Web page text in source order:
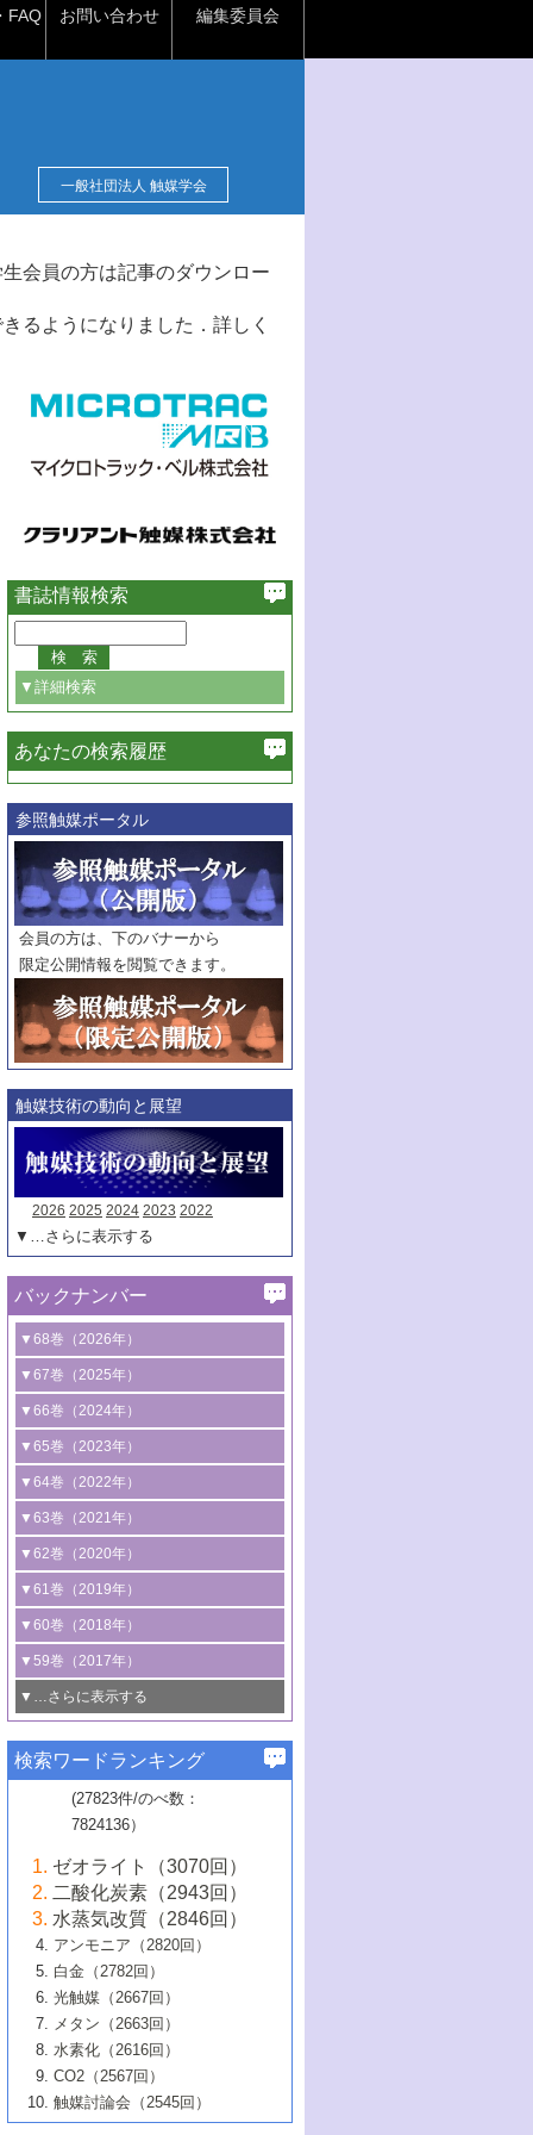
FAQ お問い合わせ 編集委員会
一般社団法人 触媒学会
会員の方は記事のダウンロー
るようになりました．詳しく
書誌情報検索
▼詳細検索
必ず含む
巻・号指定
巻
号
範囲指定
巻
号～
巻
号
触媒年鑑
年度
記事種別
マーク：
マークあり
あなたの検索履歴
参照触媒ポータル
会員の方は、下のバナーから
限定公開情報を閲覧できます。
触媒技術の動向と展望
2026 2025 2024 2023 2022
▼…さらに表示する
バックナンバー
▼68巻（2026年）
1号 過酸化水素合成に関する研究動向
2号 コンピューター技術により加速する
触媒開発
3号 有機分子変換やCO 資源化のための
光触媒に関する最近の研究
B号 第137回触媒討論会（2026年）
▼67巻（2025年）
1号 CO
水素化によるグリーン燃料/グリ
ーンケミカル製造
2号 水素製造のための水分解技術に関す
る最近の研究
3号 オレフィン系樹脂の精密合成に関す
る最新技術
4号 アルコール類の効率的変換を実現す
る非貴金属触媒の研究動向
5号 ゼオライトの合成と応用における研
究動向
6号 ヘテロ接合界面
B号 第135回触媒討論会（2025年）
▼66巻（2024年）
1号 低次元ナノ構造を有する触媒材料
2号 規制反応場を活用した固体触媒研究
の新展開
3号 未踏分子変換を目指した酸化触媒プ
ロセスの最前線
4号 シンクロトロン放射光および中性子
線を利用した触媒解析技術の最先端
5号 単原子触媒
6号 参照触媒委員会からのお知らせ
B号 第133回触媒討論会（2023年）
▼65巻（2023年）
1号 炭素が関わる触媒機能
2号 プラスチックケミカルリサイクルの
ための触媒技術
3号 非酸化物系金属化合物を基盤とした
触媒材料の開発
4号 格子酸素・格子酸素欠陥を利用した
触媒反応
5号 生体触媒によるエネルギー変換反応
6号 窒素とリンの循環のための触媒・機
能性材料
▼64巻（2022年）
1号 合成ガス製造とCOを用いるケミカル
ズ合成の最新動向
2号 化学品合成のための合金触媒開発
3号 CO の排出削減および有効活用のた
めの触媒技術
4号 若手による情報発信企画～とびたて
若き触媒の研究者たち～（1）
若き触媒の研究者たち～（2）
6号 石油のノーブル・ユースを志向した
触媒技術
大学：オンライン・対面開催）
▼63巻（2021年）
1号 金触媒の新展開
2号 ペロブスカイト
3号 特殊反応場を利用した触媒的分子変
換反応
4号 多孔質材料を用いた触媒の新展開
5号 情報学的手法を用いた触媒開発
6号 カーボンニュートラルに向けた電解
技術
B号 第127回触媒討論会（2021年・オン
ライン開催(Zoom)のみ）
▼62巻（2020年）
1号 触媒設計を拓く欠陥構造のキャラク
タリゼーション
2号 機能化学品製造に資するクリーンな
触媒的酸化反応
3号 水処理のための触媒化学
4号 光触媒を用いた水分解の最新の研究
動向
5号 次世代の触媒プロセスを支えるマイ
6号 メタン転換技術の最新動向
B号 第125回触媒討論会（2020年・工学
院大学）
▼61巻（2019年）
1号 物質移動制御に着目した触媒プロセ
ス開発
2号 CO2 フリー水素サプライチェーンに
関わる触媒開発動向
3号 精密高分子合成に関する最近の研究
動向
4号 バイオマス化成品製造のための触媒
5号 固体触媒による含窒素有機化合物変
換の最前線
6号 貴金属使用量低減に向けた自動車排
ガス浄化触媒の開発
B号 第123回触媒討論会（2019年・大阪
▼60巻（2018年）
1号 固体酸触媒の最新の研究動向
2号 二酸化炭素からの有用化学品合成
3号 ナノ粒子・クラスター触媒の最前線
4号 60周年記念企画
5号 進化するゼオライト合成技術
6号 非貴金属系触媒における電気化学的
B号 第121回触媒討論会（2018年・東京
大学）
▼59巻（2017年）
1号 いたるところに，触媒
最先端技術
3号 無機分離膜材料の開発と触媒反応プ
ロセスへの適用
5号 水素のふるまいを解き明かす最先端
研究
6号 低級アルカンの有効利用のための触
媒技術
B号 第119回触媒討論会（2017年・首都
大学東京）
▼…さらに表示する
1号 ユニークな構造の高分子を生み出す触
2号 リグニンからの化成品製造に向けた触
媒技術
3号 触媒研究の最先端～とびたて若き研究
者たち～（1）
4号 触媒研究の最先端～とびたて若き研究
者たち～（2）
5号 触媒研究の最先端～とびたて若き研究
者たち～（3）
6号 イオニクス材料と燃料電池・電解合成
の最新の研究動向
B号 第117回触媒討論会（2016年・大阪府
▼57巻（2015年）
1号 水素キャリアにかかわる触媒技術の新
2号 石油精製用触媒の最近の進展
3号 固体酸化物形燃料電池（SOFC）におけ
るアノード触媒上での燃料直接改質技術
4号 コアシェル構造の制御による触媒機能
5号 工業触媒およびその周辺技術の最近の
進歩
6号 ナノシート
B号 第115回触媒討論会（2015年・成蹊大
▼56巻（2014年）
2号 光触媒反応機構に関する最新の研究動
向
開発動向
4号 人工光合成に向けた近年のアプローチ
5号 未利用熱エネルギーの有効活用に貢献
する触媒技術
6号 ポリオキソメタレート
B号 第113回触媒討論会（2014年・ロワジ
1号 高耐久性燃料電池システム用触媒にお
ける新展開
2号 リビングラジカル重合の最近の動向
3号 天然ガスの化学工業的展開に関する触
媒技術
4号 貴金属触媒の精密構造制御とその活用
5号 バイオマス化成品製造のための固体触
6号 ナノ空間─吸着状態解析から新機能開拓
▼54巻（2012年）
1号 規則性多孔体の利用技術における最近
の進歩
2号 第109回触媒討論会
3号 貴金属低減技術の最新動向
4号 貴金属代替技術の最新動向
5号 光触媒による物質変換反応の新展開
6号 グラフェン
▼53巻（2011年）
1号 金属学から見る合金触媒の新展開
2号 第107回触媒討論会
3号 触媒のその場観察法の進歩（１）
4号 触媒のその場観察法の進歩（２）
5号 不活性結合の触媒的活性化による有機
合成
▼52巻（2010年）
1号 触媒の劣化対策と長寿命触媒開発
2号 第105回触媒討論会
3号 ナノ構造が拓く新機能
4号 活性サイトおよびその環境の精密な設
計による触媒の高機能化
1号 炭素材料－熱い注目を集める材料－
2号 第103回触媒討論会
3号 環境浄化用光触媒の現状と課題
4号 水素社会の実現に向けた水素製造・貯
▼50巻（2008年）
1号 触媒化学と学会のこの10年，半世紀，
そして未来
2号 第101回触媒討論会
▼49巻（2007年）
1号 含フッ素化合物の合成と触媒
2号 第99回触媒討論会
▼48巻（2006年）
1号 固体酸触媒の最近の進歩
検索ワードランキング
(27823件/のべ数：
7824136）
ゼオライト（3070回）
二酸化炭素（2943回）
水蒸気改質（2846回）
アンモニア（2820回）
白金（2782回）
光触媒（2667回）
メタン（2663回）
水素化（2616回）
CO2（2567回）
触媒討論会（2545回）